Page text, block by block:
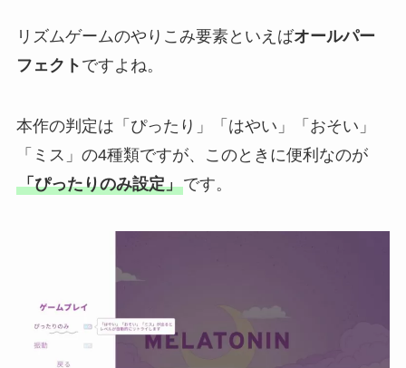
リズムゲームのやりこみ要素といえばオールパー
フェクト ですよね。
本作の判定は「ぴったり」「はやい」「おそい」
「ミス」の4種類ですが、このときに便利なのが
「ぴったりのみ設定」です。